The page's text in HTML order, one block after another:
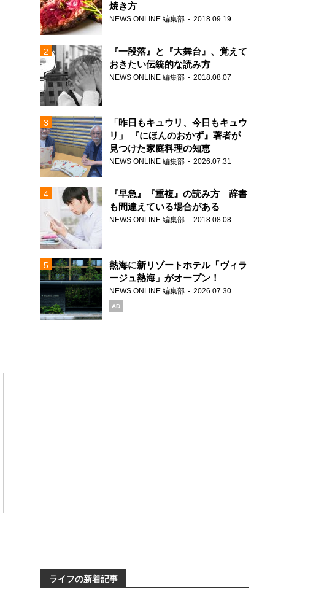
焼き方
NEWS ONLINE 編集部 2018.09.19
『一段落』と『大舞台』、覚えて
おきたい伝統的な読み方
NEWS ONLINE 編集部 2018.08.07
「昨日もキュウリ、今日もキュウ
リ」 『にほんのおかず』著者が
見つけた家庭料理の知恵
NEWS ONLINE 編集部 2026.07.31
『早急』『重複』の読み方 辞書
も間違えている場合がある
NEWS ONLINE 編集部 2018.08.08
熱海に新リゾートホテル「ヴィラ
ージュ熱海」がオープン！
NEWS ONLINE 編集部 2026.07.30
AD
ライフの新着記事